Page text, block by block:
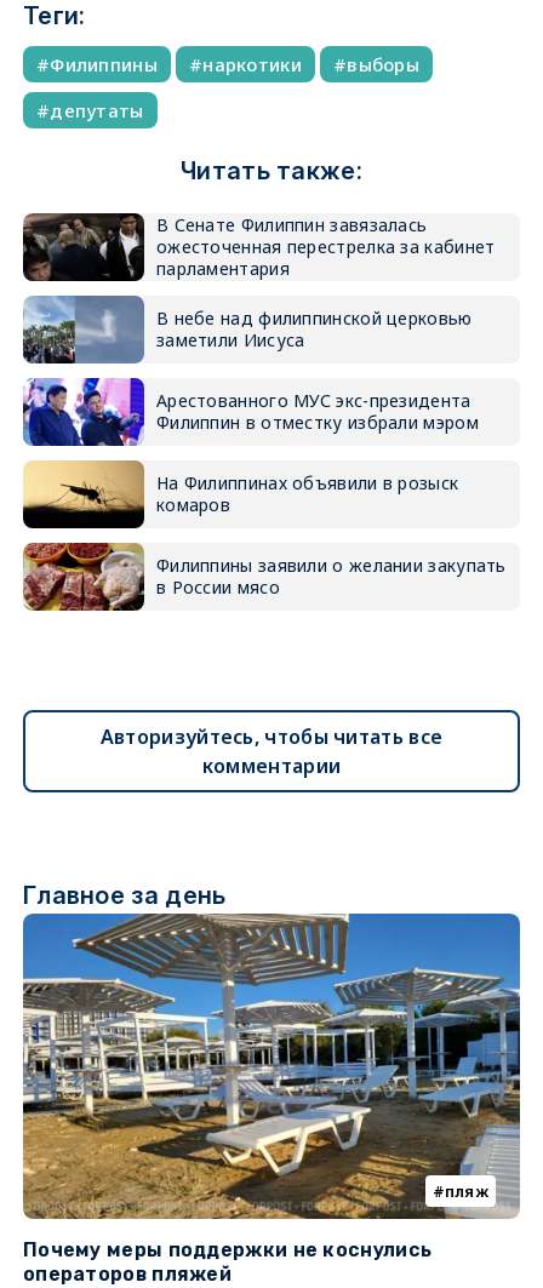
Теги:
Филиппины наркотики
выборы
депутаты
Читать также:
В Сенате Филиппин завязалась
ожесточенная перестрелка за кабинет
парламентария
В небе над филиппинской церковью
заметили Иисуса
Арестованного МУС экс-президента
Филиппин в отместку избрали мэром
На Филиппинах объявили в розыск
комаров
Филиппины заявили о желании закупать
в России мясо
Авторизуйтесь, чтобы читать все
комментарии
Главное за день
пляж
Почему меры поддержки не коснулись
операторов пляжей